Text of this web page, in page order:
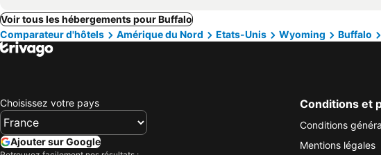
Voir tous les hébergements pour Buffalo
Comparateur d'hôtels
Amérique du Nord Etats-Unis Wyoming Buffalo
Choisissez votre pays
Ajouter sur Google
Conditions et
Conditions
Mentions légales